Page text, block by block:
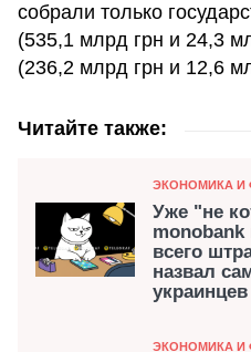
собрали только
(535,1 млрд грн и 24,3
(236,2 млрд грн и 12,6
Читайте также:
Категория
ЭКОНОМИКА И
Уже "не
всего
назвал
Категория
ЭКОНОМИКА И